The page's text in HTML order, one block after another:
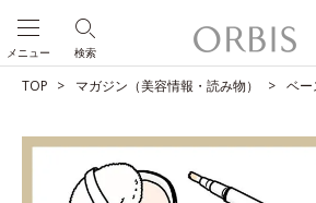
検索
メニュー
TOP マガジン（美容情報・読み物） ベー